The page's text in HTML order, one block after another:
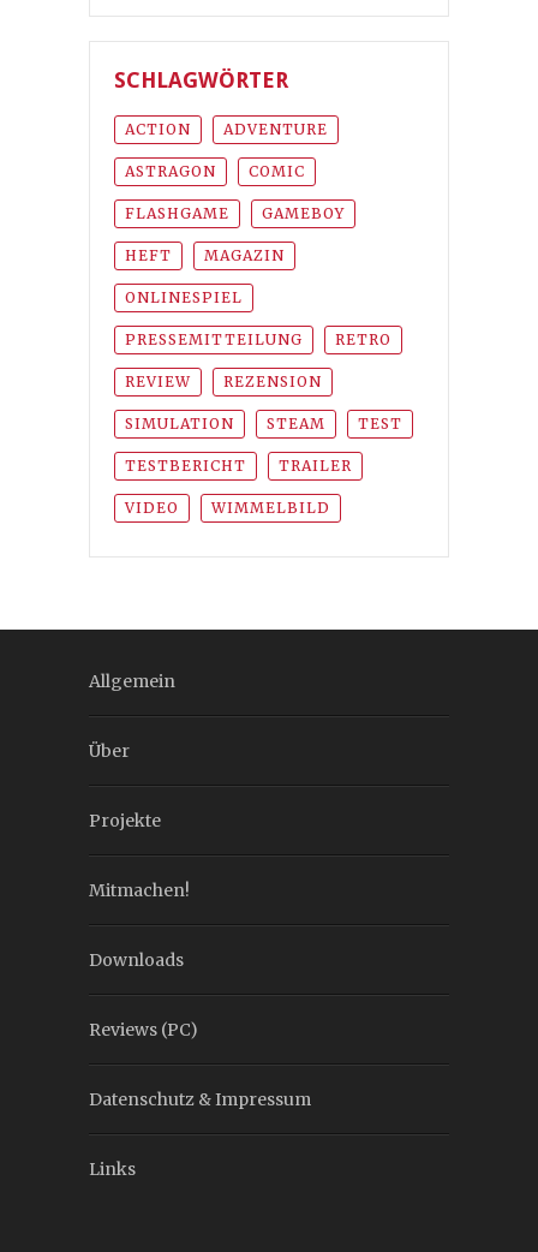
SCHLAGWÖRTER
ACTION ADVENTURE
ASTRAGON COMIC
FLASHGAME GAMEBOY
HEFT MAGAZIN
ONLINESPIEL
PRESSEMITTEILUNG RETRO
REVIEW REZENSION
SIMULATION STEAM TEST
TESTBERICHT TRAILER
VIDEO WIMMELBILD
Allgemein
Über
Projekte
Mitmachen!
Downloads
Reviews (PC)
Datenschutz & Impressum
Links